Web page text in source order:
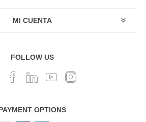
MI CUENTA
FOLLOW US
OPTIONS